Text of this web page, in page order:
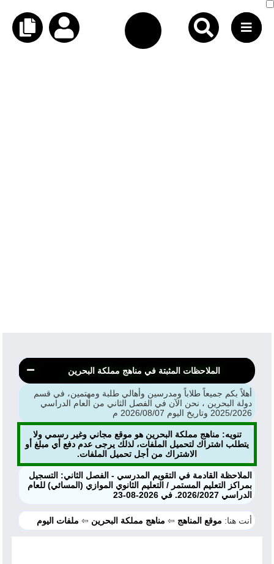
الملاحظات المثبتة في مناهج مملكة البحرين
أهلاً بكم جميعاً طلاباً ومدرسين وأهالي طلبة ومهتمين، في قسم
دولة البحرين ، نحن الآن في الفصل الثاني من العام الدراسي
2025/2026 وتاريخ اليوم 2026/08/07 م
تنويه: مناهج مملكة البحرين هو موقع مجاني وغير رسمي ولا
يتطلب اشتراك لتحميل الملفات، لذلك يرجى عدم دفع أي مبلغ أو
الاشتراك من أجل تحميل الملفات.
الملاحظة القادمة في التقويم المدرسي - الفصل الثاني: التسجيل
بمراكز التعليم المستمر / التعليم الثانوي الموازي (المسائي) للعام
الدراسي 2026/2027. في 2026-08-23
أنت هنا: موقع المناهج ⇦ مناهج مملكة البحرين ⇦ ملفات اليوم